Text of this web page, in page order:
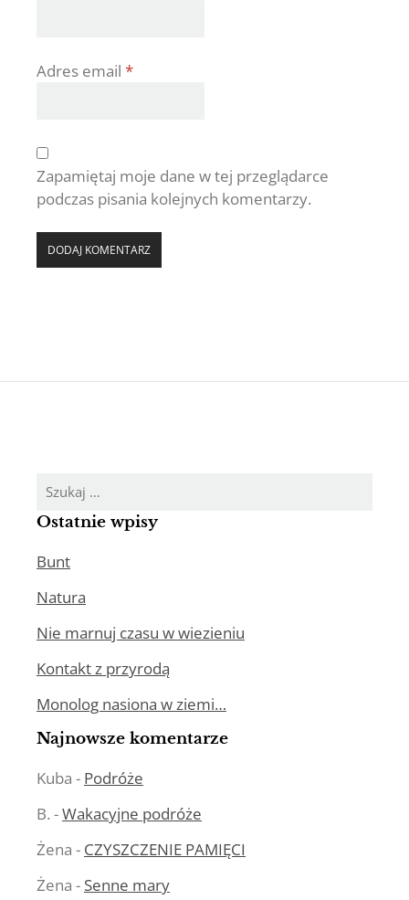
Adres email *
Zapamiętaj moje dane w tej przeglądarce
podczas pisania kolejnych komentarzy.
Szukaj:
Ostatnie wpisy
Bunt
Natura
Nie marnuj czasu w wiezieniu
Kontakt z przyrodą
Monolog nasiona w ziemi…
Najnowsze komentarze
Kuba - Podróże
B. -Wakacyjne podróże
Żena - CZYSZCZENIE PAMIĘCI
Żena - Senne mary